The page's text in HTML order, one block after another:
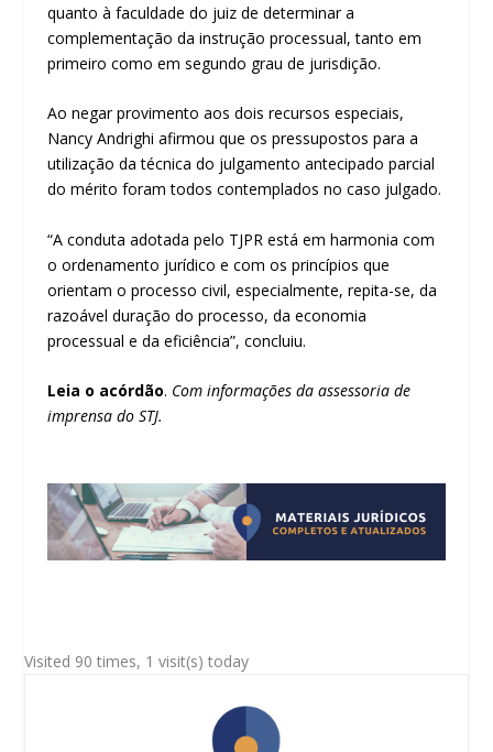
quanto à faculdade do juiz de determinar a
complementação da instrução processual, tanto em
primeiro como em segundo grau de jurisdição.
Ao negar provimento aos dois recursos especiais,
Nancy Andrighi afirmou que os pressupostos para a
utilização da técnica do julgamento antecipado parcial
do mérito foram todos contemplados no caso julgado.
“A conduta adotada pelo TJPR está em harmonia com
o ordenamento jurídico e com os princípios que
orientam o processo civil, especialmente, repita-se, da
razoável duração do processo, da economia
processual e da eficiência”, concluiu.
Leia o acórdão. Com informações da assessoria de
imprensa do STJ.
Visited 90 times, 1 visit(s) today